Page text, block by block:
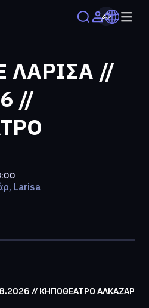
ΛΑΡΙΣΑ //
//
Larisa
// ΚΗΠΟΘΕΑΤΡΟ ΑΛΚΑΖΑΡ